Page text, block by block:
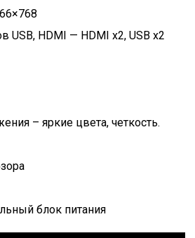
USB, HDMI — HDMI x2, USB x2
– яркие цвета, четкость.
блок питания